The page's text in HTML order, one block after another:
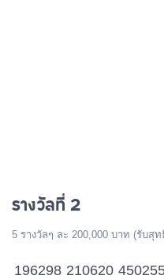
รางวัลที่ 2
5 รางวัลๆ ละ 200,000 บาท (รับสุ
196298 210620